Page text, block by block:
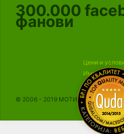
300.000
фанови
Цени и
Импресум
© 2006 - 2019 МОТИКА, Сите права